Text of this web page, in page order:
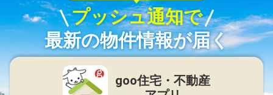
プッシュ通知で
最新の物件情報が届く
goo住宅・不動産